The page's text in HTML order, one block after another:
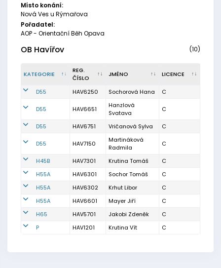
Místo konání:
Nová Ves u Rýmařova
Pořadatel:
AOP - Orientační Běh Opava
OB Havířov (10)
KATEGORIE
REG.
ČÍSLO
JMÉNO LICENCE
D55 HAV6250 Sochorová Hana C
D55 HAV6651
Hanzlová
Svatava
C
D55 HAV6751 Vričanová Sylva C
D55 HAV7150
Martináková
Radmila
C
H45B HAV7301 Krutina Tomáš
C
H55A
HAV6301 Sochor Tomáš
C
H55A
HAV6302 Krhut Libor
C
H55A
HAV6601 Mayer Jiří
C
H65
HAV5701 Jakobi Zdeněk
C
P
HAV1201 Krutina Vít C